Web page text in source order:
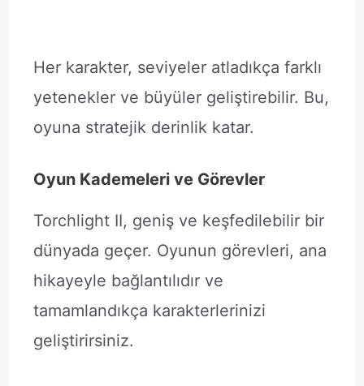
Her karakter, seviyeler atladıkça farklı
yetenekler ve büyüler geliştirebilir. Bu,
oyuna stratejik derinlik katar.
Oyun Kademeleri ve Görevler
Torchlight II, geniş ve keşfedilebilir bir
dünyada geçer. Oyunun görevleri, ana
hikayeyle bağlantılıdır ve
tamamlandıkça karakterlerinizi
geliştirirsiniz.